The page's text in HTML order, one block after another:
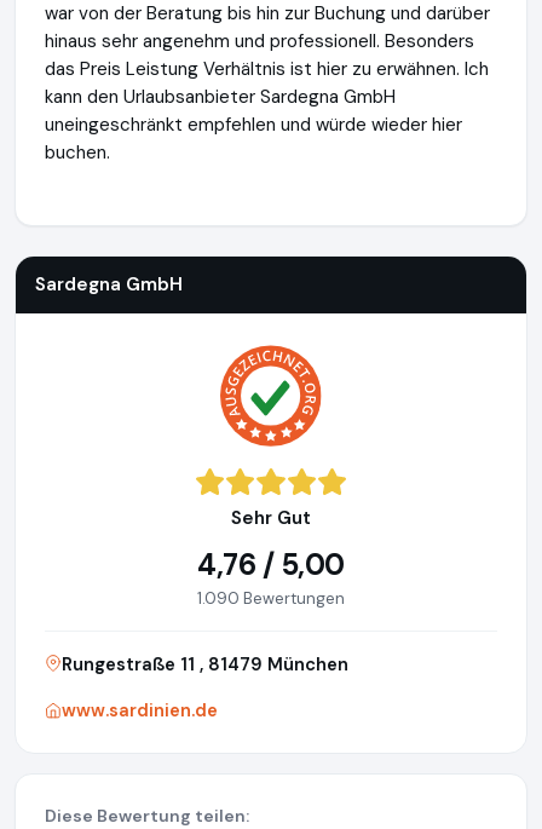
war von der Beratung bis hin zur Buchung und darüber
hinaus sehr angenehm und professionell. Besonders
das Preis Leistung Verhältnis ist hier zu erwähnen. Ich
kann den Urlaubsanbieter Sardegna GmbH
uneingeschränkt empfehlen und würde wieder hier
buchen.
Sardegna GmbH
Sehr Gut
4,76 / 5,00
1.090 Bewertungen
Rungestraße 11 , 81479 München
www.sardinien.de
Diese Bewertung teilen: